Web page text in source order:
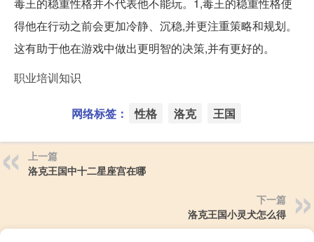
毒王的稳重性格并不代表他不能玩。1,毒王的稳重性格使
得他在行动之前会更加冷静、沉稳,并更注重策略和规划。
这有助于他在游戏中做出更明智的决策,并有更好的。
职业培训知识
网络标签： 性格 洛克 王国
上一篇
洛克王国中十二星座宫在哪
下一篇
洛克王国小灵犬怎么得